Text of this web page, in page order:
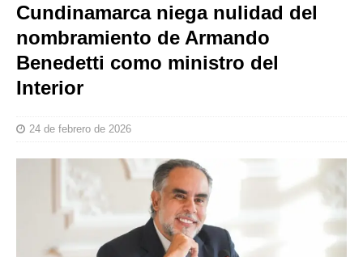
Cundinamarca niega nulidad del
nombramiento de Armando
Benedetti como ministro del
Interior
24 de febrero de 2026